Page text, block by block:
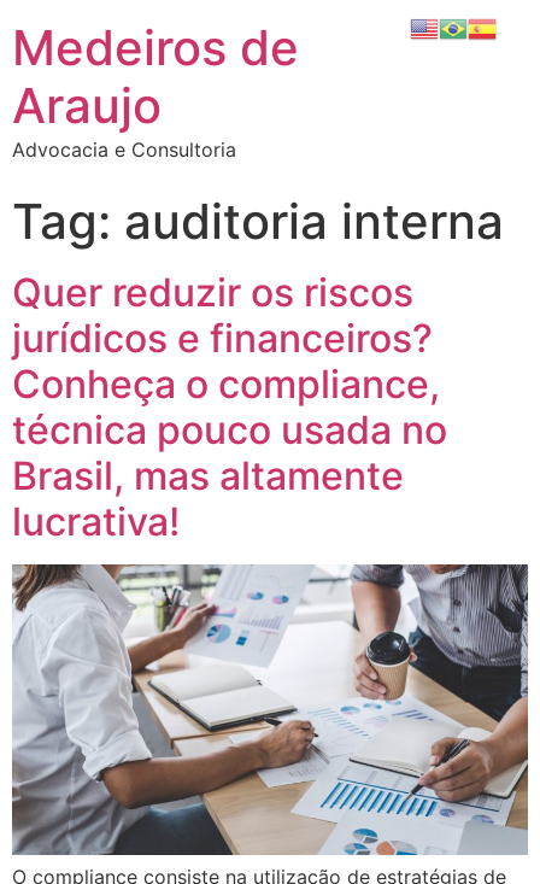
Medeiros de
Araujo
Advocacia e Consultoria
Tag: auditoria interna
Quer reduzir os riscos
jurídicos e financeiros?
Conheça o compliance,
técnica pouco usada no
Brasil, mas altamente
lucrativa!
O compliance consiste na utilização de estratégias de